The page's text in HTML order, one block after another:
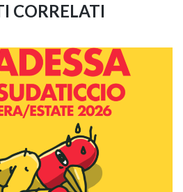
CORRELATI